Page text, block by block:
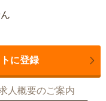
に登録
人概要のご案内